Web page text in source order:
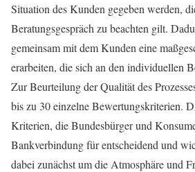
Situation des Kunden gegeben werden,
Beratungsgespräch zu beachten gilt.
gemeinsam mit dem Kunden eine
erarbeiten, die sich an den individuellen
Zur Beurteilung der Qualität des
bis zu 30 einzelne Bewertungskriterien.
Kriterien, die Bundesbürger und
Bankverbindung für entscheidend und
dabei zunächst um die Atmosphäre und